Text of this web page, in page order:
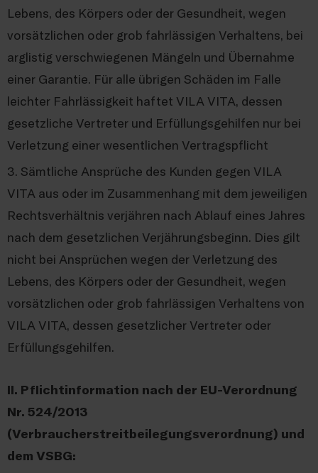
Lebens, des Körpers oder der Gesundheit, wegen
vorsätzlichen oder grob fahrlässigen Verhaltens, bei
arglistig verschwiegenen Mängeln und Übernahme
einer Garantie. Für alle übrigen Schäden im Falle
leichter Fahrlässigkeit haftet VILA VITA, dessen
gesetzliche Vertreter und Erfüllungsgehilfen nur bei
Verletzung einer wesentlichen Vertragspflicht
3. Sämtliche Ansprüche des Kunden gegen VILA
VITA aus oder im Zusammenhang mit dem jeweiligen
Rechtsverhältnis verjähren nach Ablauf eines Jahres
nach dem gesetzlichen Verjährungsbeginn. Dies gilt
nicht bei Ansprüchen wegen der Verletzung des
Lebens, des Körpers oder der Gesundheit, wegen
vorsätzlichen oder grob fahrlässigen Verhaltens von
VILA VITA, dessen gesetzlicher Vertreter oder
Erfüllungsgehilfen.
II. Pflichtinformation nach der EU-Verordnung
Nr. 524/2013
(Verbraucherstreitbeilegungsverordnung) und
dem VSBG: